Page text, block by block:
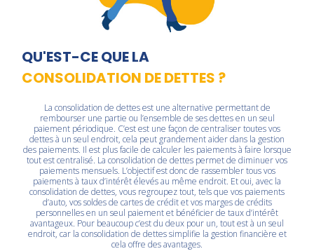
QU'EST-CE QUE LA
CONSOLIDATION DE DETTES ?
La consolidation de dettesest une alternative permettant de
rembourser une partie ou l’ensemble de ses dettes en un seul
paiement périodique. C’est est une façon de centraliser toutes vos
dettes à un seul endroit, cela peut grandement aider dans la gestion
des paiements. Il est plus facile de calculer les paiements à faire lorsque
tout est centralisé. La consolidation de dettes permet de diminuer vos
paiements mensuels. L’objectif est donc de rassembler tous vos
paiements à taux d’intérêt élevés au même endroit. Et oui, avec la
consolidation de dettes, vous regroupez tout, tels que vos paiements
d’auto, vos soldes de cartes de crédit et vos marges de crédits
personnelles en un seul paiement et bénéficier de taux d’intérêt
avantageux. Pour beaucoup c’est du deux pour un, tout est à un seul
endroit, car la consolidation de dettes simplifie la gestion financière et
cela offre des avantages.